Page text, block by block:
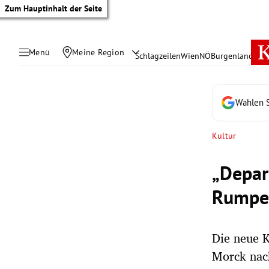
Zum Hauptinhalt der Seite
Menü Meine Region SchlagzeilenWienNÖBurgenland
Wählen
Kultur
Die neue
Morck